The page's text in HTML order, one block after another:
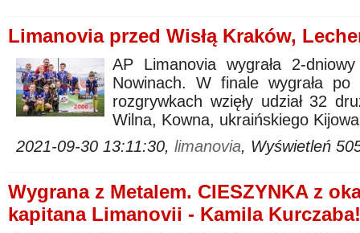
Limanovia przed Wisłą Kraków,
AP Limanovia wygrała 2-
Nowinach. W finale wygrała
rozgrywkach wzięły udział 32
Wilna, Kowna, ukraińskiego
2021-09-30 13:11:30, limanovia, Wyświetleń
Wygrana z Metalem. CIESZYNKA z
kapitana Limanovii - Kamila Kurczaba!